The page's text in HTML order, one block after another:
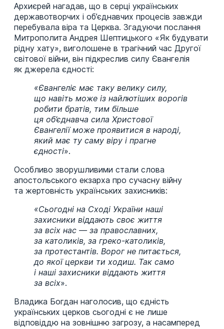
Архиєрей нагадав, що в серці українських
державотворчих і об’єднавчих процесів завжди
перебувала віра та Церква. Згадуючи послання
Митрополита Андрея Шептицького «Як будувати
рідну хату», виголошене в трагічний час Другої
світової війни, він підкреслив силу Євангелія
як джерела єдності:
«Євангеліє має таку велику силу,
що навіть може із найлютіших ворогів
робити братів, тим більше
ця об’єднавча сила Христової
Євангелії може проявитися в народі,
який має ту саму віру і прагне
єдності».
Особливо зворушливими стали слова
апостольського екзарха про сучасну війну
та жертовність українських захисників:
«Сьогодні на Сході України наші
захисники віддають своє життя
за всіх нас — за православних,
за католиків, за греко-католиків,
за протестантів. Ворог не питається,
до якої церкви ти ходиш. Так само
і наші захисники віддають життя
за всіх».
Владика Богдан наголосив, що єдність
українських церков сьогодні є не лише
відповіддю на зовнішню загрозу, а насамперед